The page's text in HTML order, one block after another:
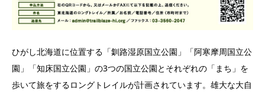
ひがし北海道に位置する「釧路湿原国立公園」「阿寒摩周国立公
園」「知床国立公園」の3つの国立公園とそれぞれの「まち」を
歩いて旅をするロングトレイルが計画されています。雄大な大自